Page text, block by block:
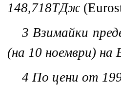
148,718ТДж
3Взимайки
(на 10 ноември) на
4По цени от